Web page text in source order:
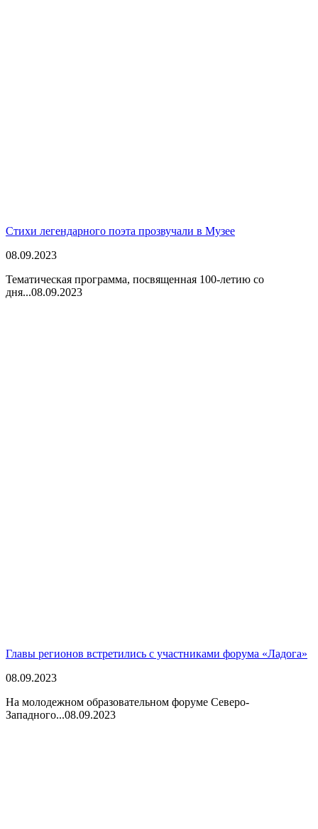
Стихи легендарного поэта прозвучали в Музее
08.09.2023
Тематическая программа, посвященная 100-летию со
дня...08.09.2023
Главы регионов встретились с участниками форума «Ладога»
08.09.2023
На молодежном образовательном форуме Северо-
Западного...08.09.2023